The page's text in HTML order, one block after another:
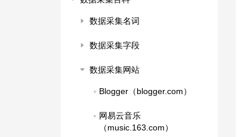
数据采集名词
数据采集字段
数据采集网站
Blogger（blogger.com）
网易云音乐
（music.163.com）